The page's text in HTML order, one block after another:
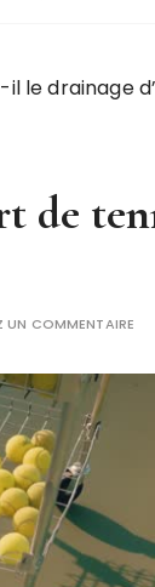
le drainage
de
UN COMMENTAIRE